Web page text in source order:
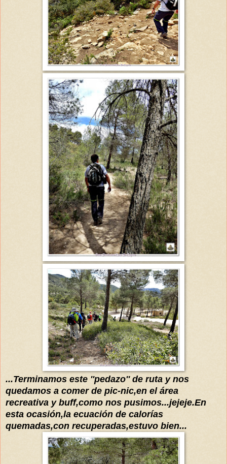
...Terminamos este ''pedazo'' de ruta y nos
quedamos a comer de pic-nic,en el área
recreativa y buff,como nos pusimos...jejeje.En
esta ocasión,la ecuación de calorías
quemadas,con recuperadas,estuvo bien...